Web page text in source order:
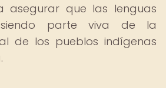
asegurar que las lenguas
parte viva de la
de los pueblos indígenas